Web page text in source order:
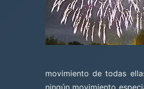
movimiento de todas
ningún movimiento